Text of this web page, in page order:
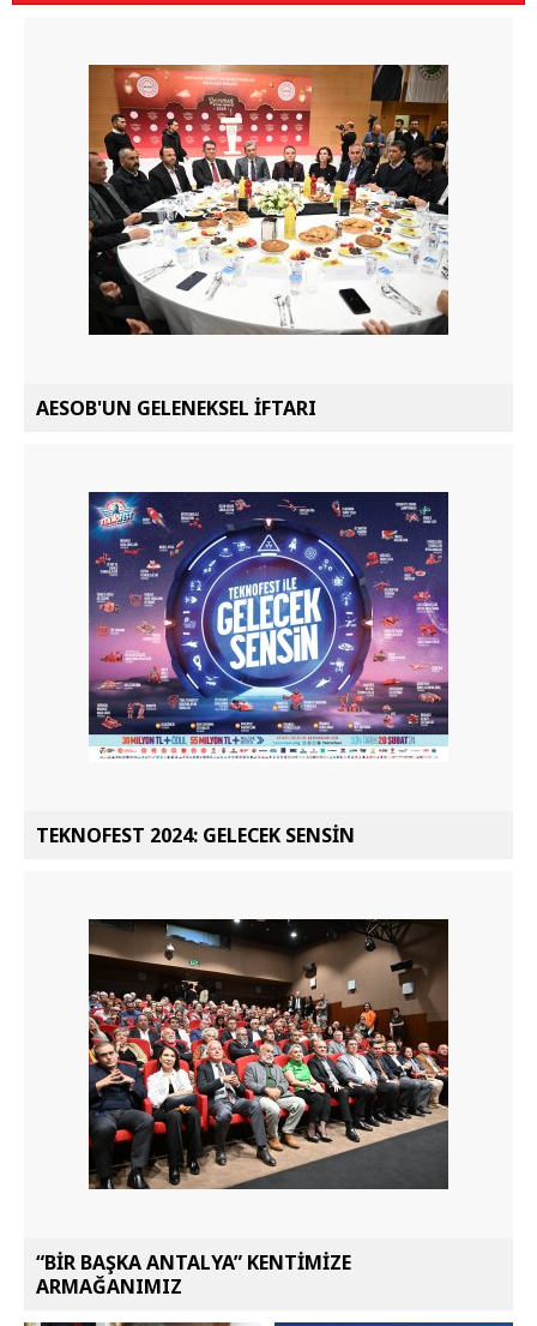
AESOB'UN GELENEKSEL İFTARI
TEKNOFEST 2024: GELECEK SENSİN
“BİR BAŞKA ANTALYA” KENTİMİZE
ARMAĞANIMIZ